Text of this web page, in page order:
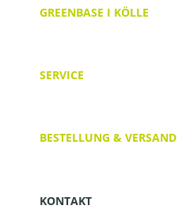
GREENBASE I KÖLLE
SERVICE
BESTELLUNG & VERSAND
KONTAKT